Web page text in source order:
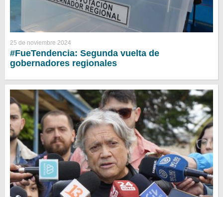
25 de noviembre 2024
#FueTendencia: Segunda vuelta de
gobernadores regionales